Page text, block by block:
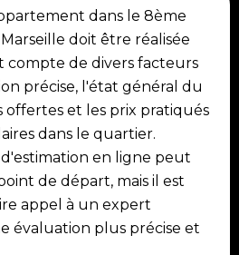
dans le 8ème
doit être réalisée
compte de divers facteurs
précise, l'état général du
offertes et les prix pratiqués
dans le quartier.
en ligne peut
de départ, mais il est
appel à un expert
évaluation plus précise et